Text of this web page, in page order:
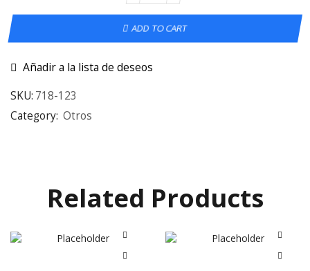
ADD TO CART
Añadir a la lista de deseos
SKU: 718-123
Category: Otros
Related Products